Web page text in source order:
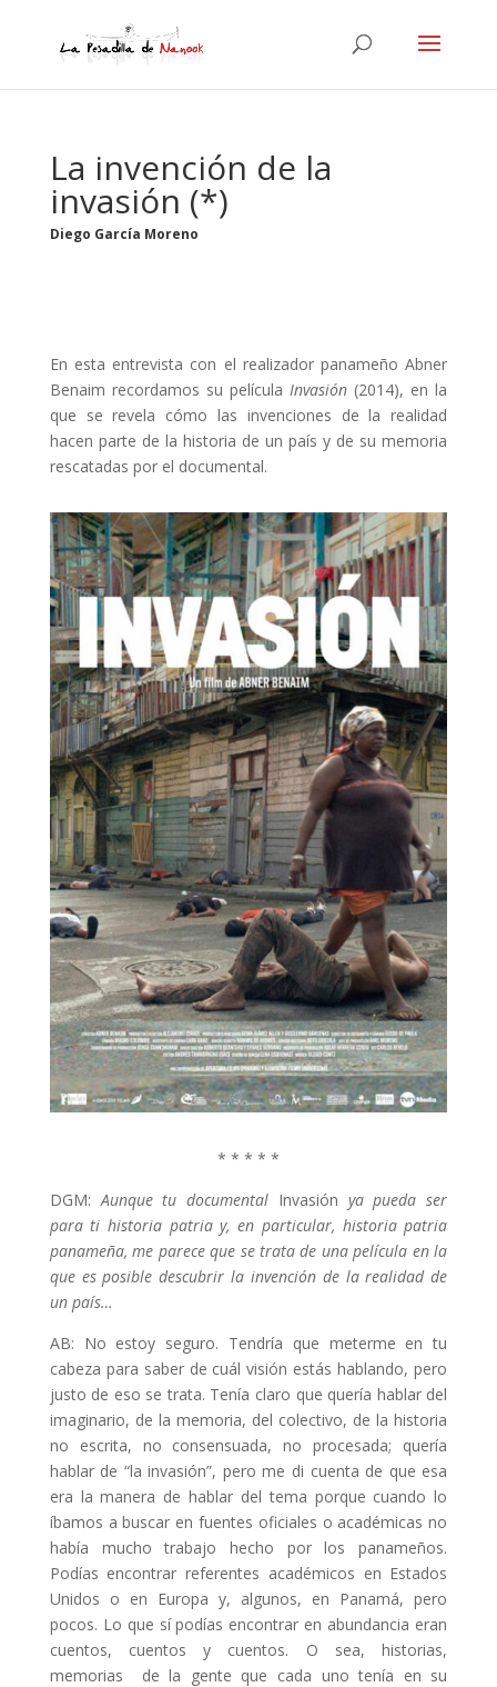
La invención de la
invasión (*)
Diego García Moreno
En esta entrevista con el realizador panameño Abner
Benaim recordamos su películaInvasión (2014), en la
que se revela cómo las invenciones de la realidad
hacen parte de la historia de un país y de su memoria
rescatadas por el documental.
* * * * *
DGM:Aunque tu documental Invasión ya pueda ser
para ti historia patria y, en particular, historia patria
panameña, me parece que se trata de una película en la
que es posible descubrir la invención de la realidad de
un país…
AB: No estoy seguro. Tendría que meterme en tu
cabeza para saber de cuál visión estás hablando, pero
justo de eso se trata. Tenía claro que quería hablar del
imaginario, de la memoria, del colectivo, de la historia
no escrita, no consensuada, no procesada; quería
hablar de “la invasión”, pero me di cuenta de que esa
era la manera de hablar del tema porque cuando lo
íbamos a buscar en fuentes oficiales o académicas no
había mucho trabajo hecho por los panameños.
Podías encontrar referentes académicos en Estados
Unidos o en Europa y, algunos, en Panamá, pero
pocos. Lo que sí podías encontrar en abundancia eran
cuentos, cuentos y cuentos. O sea, historias,
memorias de la gente que cada uno tenía en su